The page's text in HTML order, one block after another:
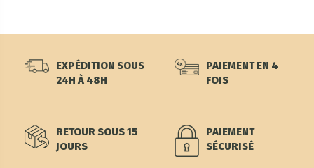
EXPÉDITION SOUS
24H À 48H
PAIEMENT EN 4
FOIS
RETOUR SOUS 15
JOURS
PAIEMENT
SÉCURISÉ